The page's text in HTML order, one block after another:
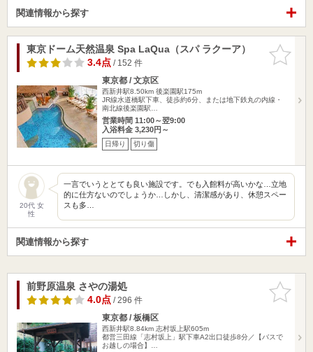
関連情報から探す
お気に入
りに追加
東京ドーム天然温泉 Spa LaQua（スパ ラクーア）
3.4点/ 152 件
東京都 / 文京区
西新井駅8.50km 後楽園駅175m
JR線水道橋駅下車、徒歩約6分、または地下鉄丸の内線・
南北線後楽園駅…
営業時間 11:00～翌9:00
入浴料金 3,230円～
日帰り 切り傷
20代 女
性
一言でいうととても良い施設です。でも入館料が高いかな…立地
的に仕方ないのでしょうか…しかし、清潔感があり、休憩スペー
スも多…
関連情報から探す
お気に入
りに追加
前野原温泉 さやの湯処
4.0点/ 296 件
東京都 / 板橋区
西新井駅8.84km 志村坂上駅605m
都営三田線「志村坂上」駅下車A2出口徒歩8分／【バスで
お越しの場合】…